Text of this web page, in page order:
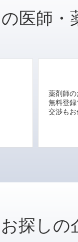
医師・
薬剤師の
無料登
交渉もお
探しの